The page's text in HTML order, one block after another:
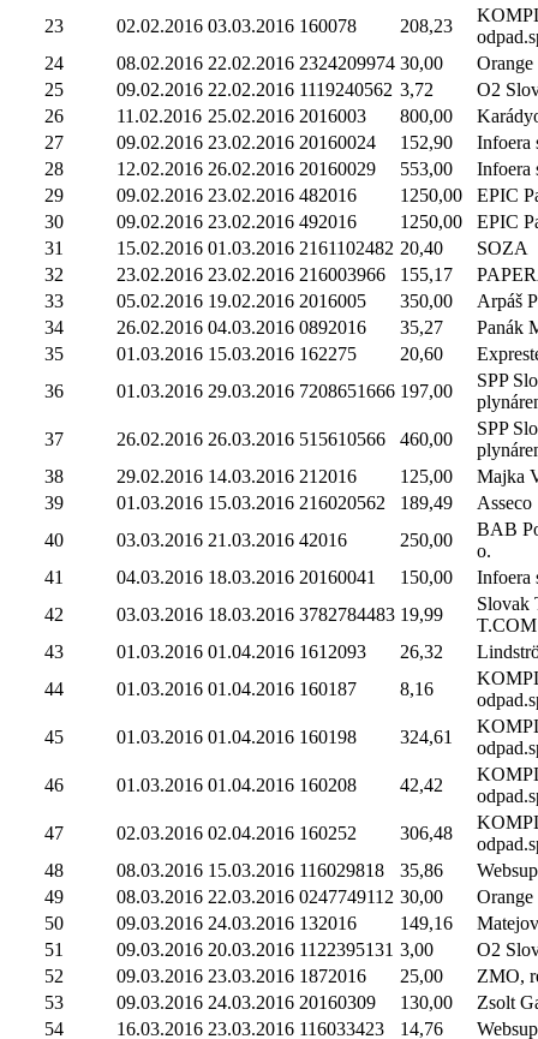
23
02.02.2016 03.03.2016 160078 208,23
24
08.02.2016 22.02.2016 2324209974 30,00
Orange
25
09.02.2016 22.02.2016 1119240562 3,72
O2
26
11.02.2016 25.02.2016 2016003 800,00
27
09.02.2016 23.02.2016 20160024 152,90
Infoera
28
12.02.2016 26.02.2016 20160029 553,00
Infoera
29
09.02.2016 23.02.2016 482016 1250,00
EPIC
30
09.02.2016 23.02.2016 492016 1250,00
EPIC
31
15.02.2016 01.03.2016 2161102482 20,40
SOZA
32
23.02.2016 23.02.2016 216003966 155,17
33
05.02.2016 19.02.2016 2016005 350,00
Arpáš
34
26.02.2016 04.03.2016 0892016 35,27
Panák
35
01.03.2016 15.03.2016 162275 20,60
36
01.03.2016 29.03.2016 7208651666 197,00
SPP
37
26.02.2016 26.03.2016 515610566 460,00
SPP
38
29.02.2016 14.03.2016 212016 125,00
Majka
39
01.03.2016 15.03.2016 216020562 189,49
Asseco
40
03.03.2016 21.03.2016 42016 250,00
BAB
o.
41
04.03.2016 18.03.2016 20160041 150,00
Infoera
42
03.03.2016 18.03.2016 3782784483 19,99
Slovak
T.COM
43
01.03.2016 01.04.2016 1612093 26,32
44
01.03.2016 01.04.2016 160187 8,16
45
01.03.2016 01.04.2016 160198 324,61
46
01.03.2016 01.04.2016 160208 42,42
47
02.03.2016 02.04.2016 160252 306,48
48
08.03.2016 15.03.2016 116029818 35,86
49
08.03.2016 22.03.2016 0247749112 30,00
Orange
50
09.03.2016 24.03.2016 132016 149,16
51
09.03.2016 20.03.2016 1122395131 3,00
O2
52
09.03.2016 23.03.2016 1872016 25,00
ZMO,
53
09.03.2016 24.03.2016 20160309 130,00
Zsolt
54
16.03.2016 23.03.2016 116033423 14,76